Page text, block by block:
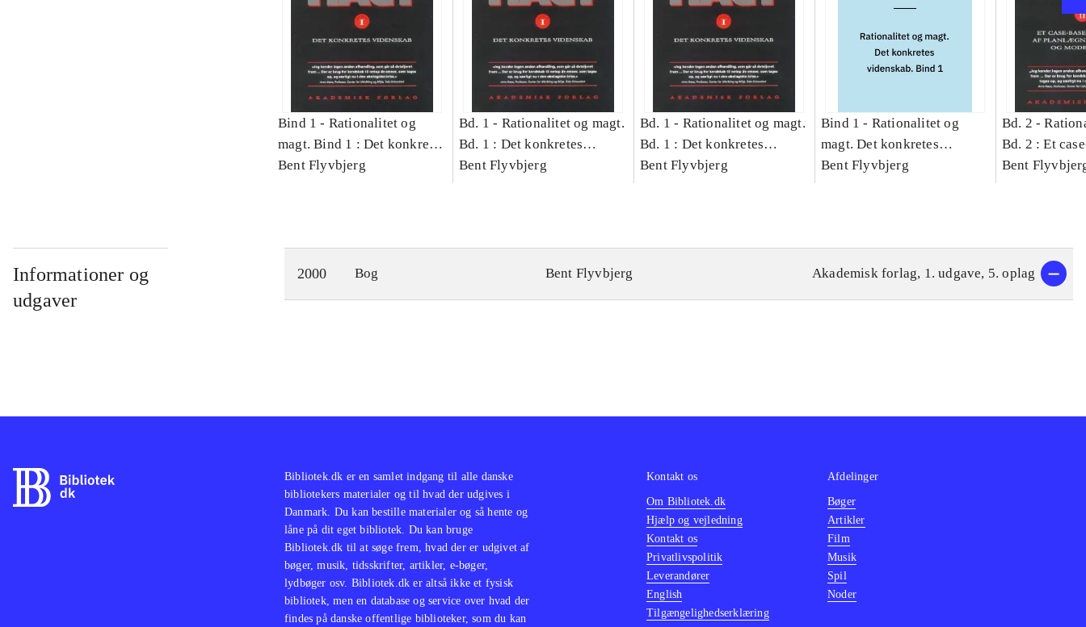
Bind 1 - Rationalitet og
magt. Bind 1 : Det konkretes
videnskab
Bent Flyvbjerg
Bd. 1 - Rationalitet og magt.
Bd. 1 : Det konkretes
videnskab
Bent Flyvbjerg
Bd. 1 - Rationalitet og magt.
Bd. 1 : Det konkretes
videnskab
Bent Flyvbjerg
Bind 1 - Rationalitet og
magt. Det konkretes
videnskab. Bind 1
Bent Flyvbjerg
Bd. 2 -
Bd. 2 : Et
studie af
Bent
Informationer og
udgaver
2000 Bog Bent Flyvbjerg Akademisk forlag, 1. udgave, 5. oplag
Bibliotek.dk er en samlet indgang til alle danske
bibliotekers materialer og til hvad der udgives i
Danmark. Du kan bestille materialer og så hente og
låne på dit eget bibliotek. Du kan bruge
Bibliotek.dk til at søge frem, hvad der er udgivet af
bøger, musik, tidsskrifter, artikler, e-bøger,
lydbøger osv. Bibliotek.dk er altså ikke et fysisk
bibliotek, men en database og service over hvad der
findes på danske offentlige biblioteker, som du kan
Kontakt os
Om Bibliotek.dk
Hjælp og vejledning
Kontakt os
Privatlivspolitik
Leverandører
English
Tilgængelighedserklæring
Afdelinger
Bøger
Artikler
Film
Musik
Spil
Noder